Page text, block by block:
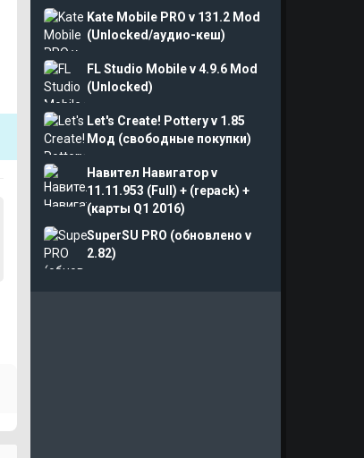
Kate Mobile PRO v 131.2 Mod
(Unlocked/аудио-кеш)
FL Studio Mobile v 4.9.6 Mod
(Unlocked)
Let's Create! Pottery v 1.85
Мод (свободные покупки)
Навител Навигатор v
11.11.953 (Full) + (repack) +
(карты Q1 2016)
SuperSU PRO (обновлено v
2.82)